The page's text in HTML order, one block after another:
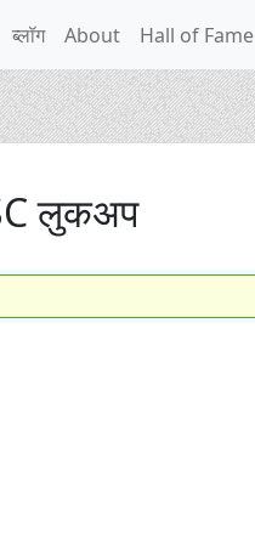
ब्लॉग About Hall of Fame
लुकअप